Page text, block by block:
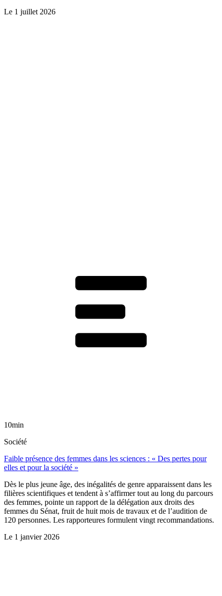
Le 1 juillet 2026
10min
Société
Faible présence des femmes dans les sciences : « Des pertes pour
elles et pour la société »
Dès le plus jeune âge, des inégalités de genre apparaissent dans les
filières scientifiques et tendent à s’affirmer tout au long du parcours
des femmes, pointe un rapport de la délégation aux droits des
femmes du Sénat, fruit de huit mois de travaux et de l’audition de
120 personnes. Les rapporteures formulent vingt recommandations.
Le 1 janvier 2026